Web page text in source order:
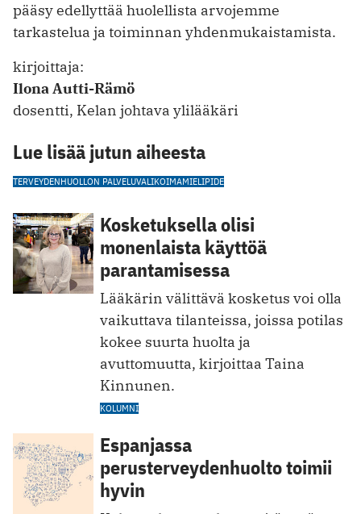
pääsy edellyttää huolellista arvojemme
tarkastelua ja toiminnan yhdenmukaistamista.
kirjoittaja:
Ilona Autti-Rämö
dosentti, Kelan johtava ylilääkäri
Lue lisää jutun aiheesta
TERVEYDENHUOLLON PALVELUVALIKOIMAMIELIPIDE
Kosketuksella olisi
monenlaista käyttöä
parantamisessa
Lääkärin välittävä kosketus voi olla
vaikuttava tilanteissa, joissa potilas
kokee suurta huolta ja
avuttomuutta, kirjoittaa Taina
Kinnunen.
KOLUMNI
Espanjassa
perusterveydenhuolto toimii
hyvin